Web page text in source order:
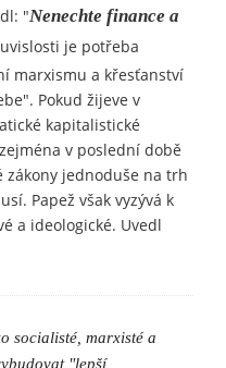
"Nenechte finance a
je potřeba
marxismu a křesťanství
Pokud žijeve v
kapitalistické
v poslední době
zákony jednoduše na trh
Papež však vyzývá k
a ideologické. Uvedl
socialisté, marxisté a
"lepší,